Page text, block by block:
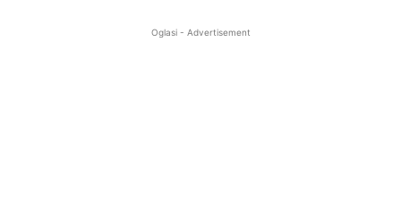
Oglasi - Advertisement